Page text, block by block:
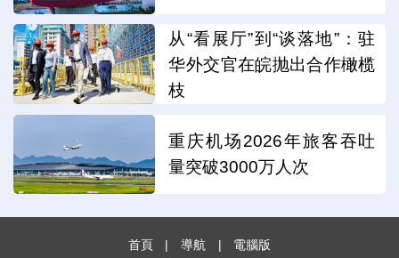
从“看展厅”到“谈落地”：驻
华外交官在皖抛出合作橄榄
枝
重庆机场2026年旅客吞吐
量突破3000万人次
首頁 | 導航 | 電腦版